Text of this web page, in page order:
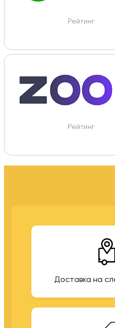
Рейтинг
Рейтинг
Доставка на